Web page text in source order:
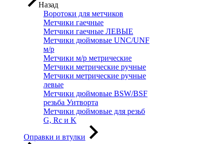
Назад
Воротоки для метчиков
Метчики гаечные
Метчики гаечные ЛЕВЫЕ
Метчики дюймовые UNC/UNF
м/р
Метчики м/р метрические
Метчики метрические ручные
Метчики метрические ручные
левые
Метчики дюймовые BSW/BSF
резьба Уитворта
Метчики дюймовые для резьб
G, Rc и K
Оправки и втулки